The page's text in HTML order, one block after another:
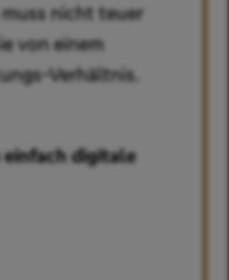
nicht teuer
von einem
Verhältnis.
einfach digitale